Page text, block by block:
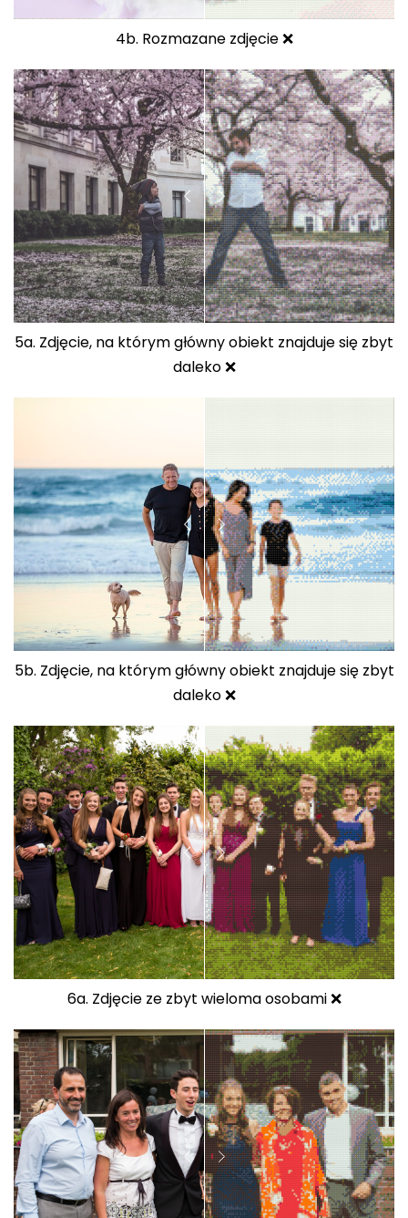
4b. Rozmazane zdjęcie ❌
5a. Zdjęcie, na którym główny obiekt znajduje się zbyt
daleko ❌
5b. Zdjęcie, na którym główny obiekt znajduje się zbyt
daleko ❌
6a. Zdjęcie ze zbyt wieloma osobami ❌